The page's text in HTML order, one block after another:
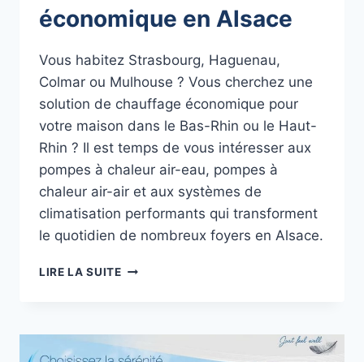
économique en Alsace
Vous habitez Strasbourg, Haguenau,
Colmar ou Mulhouse ? Vous cherchez une
solution de chauffage économique pour
votre maison dans le Bas-Rhin ou le Haut-
Rhin ? Il est temps de vous intéresser aux
pompes à chaleur air-eau, pompes à
chaleur air-air et aux systèmes de
climatisation performants qui transforment
le quotidien de nombreux foyers en Alsace.
LIRE LA SUITE POMPE
EAU,
AIR-